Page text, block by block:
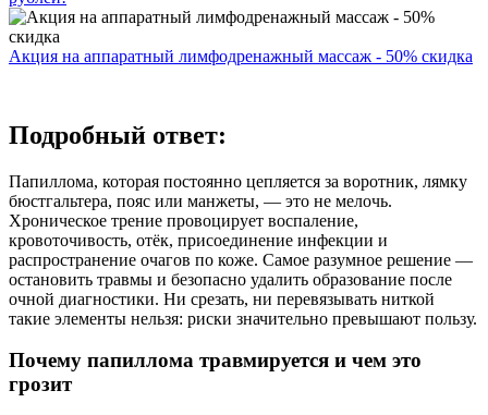
Акция на аппаратный лимфодренажный массаж - 50% скидка
Подробный ответ:
Папиллома, которая постоянно цепляется за воротник, лямку
бюстгальтера, пояс или манжеты, — это не мелочь.
Хроническое трение провоцирует воспаление,
кровоточивость, отёк, присоединение инфекции и
распространение очагов по коже. Самое разумное решение —
остановить травмы и безопасно удалить образование после
очной диагностики. Ни срезать, ни перевязывать ниткой
такие элементы нельзя: риски значительно превышают пользу.
Почему папиллома травмируется и чем это
грозит